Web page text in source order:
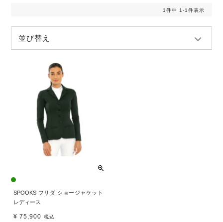
並び替え
1 件中 1 -1 件表示
SPOOKS フリダ ショージャケット
レディース
¥ 75,900 税込